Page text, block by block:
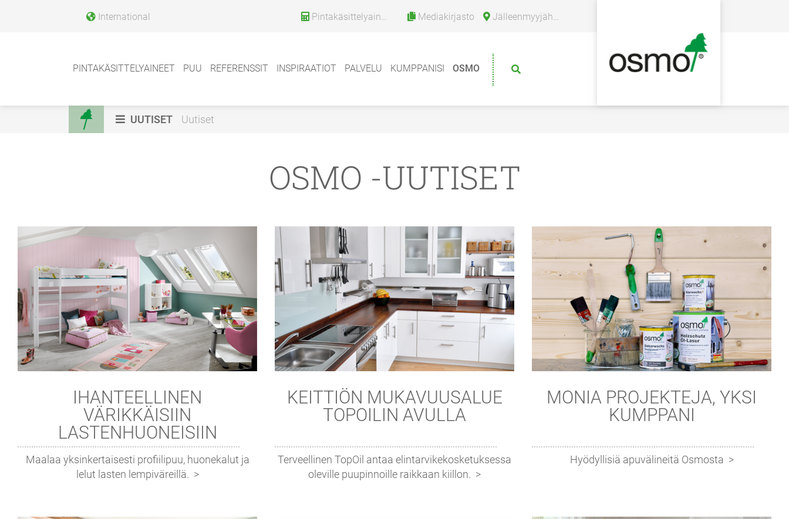
International Pintakäsittelyainelaskuri Mediakirjasto Jälleenmyyjähaku
PINTAKÄSITTELYAINEET PUU REFERENSSIT INSPIRAATIOT PALVELU KUMPPANISI OSMO
UUTISET Uutiset
OSMO -UUTISET
IHANTEELLINEN
VÄRIKKÄISIIN
LASTENHUONEISIIN
Maalaa yksinkertaisesti profiilipuu, huonekalut ja
lelut lasten lempiväreillä.
KEITTIÖN MUKAVUUSALUE
TOPOILIN AVULLA
Terveellinen TopOil antaa elintarvikekosketuksessa
oleville puupinnoille raikkaan kiillon.
MONIA PROJEKTEJA, YKSI
KUMPPANI
Hyödyllisiä apuvälineitä Osmosta